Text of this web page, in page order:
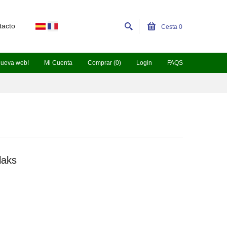
web! Mi Cuenta Comprar (0) Login FAQS
Cesta 0